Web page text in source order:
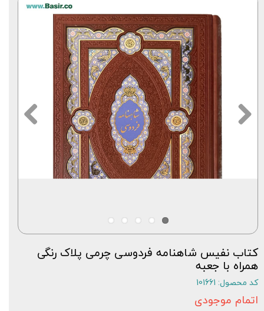
کتاب نفیس شاهنامه فردوسی چرمی پلاک رنگی
همراه با جعبه
کد محصول: 101661
اتمام موجودی